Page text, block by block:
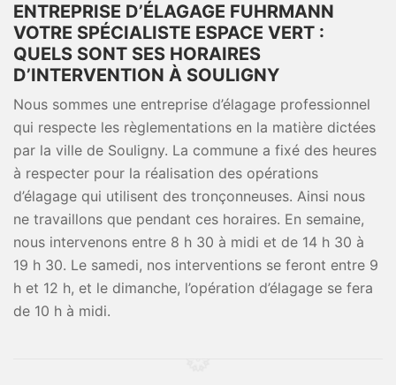
ENTREPRISE D’ÉLAGAGE FUHRMANN
VOTRE SPÉCIALISTE ESPACE VERT :
QUELS SONT SES HORAIRES
D’INTERVENTION À SOULIGNY
Nous sommes une entreprise d’élagage professionnel
qui respecte les règlementations en la matière dictées
par la ville de Souligny. La commune a fixé des heures
à respecter pour la réalisation des opérations
d’élagage qui utilisent des tronçonneuses. Ainsi nous
ne travaillons que pendant ces horaires. En semaine,
nous intervenons entre 8 h 30 à midi et de 14 h 30 à
19 h 30. Le samedi, nos interventions se feront entre 9
h et 12 h, et le dimanche, l’opération d’élagage se fera
de 10 h à midi.